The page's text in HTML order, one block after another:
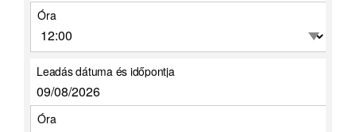
Óra
Leadás dátuma és időpontja
Óra